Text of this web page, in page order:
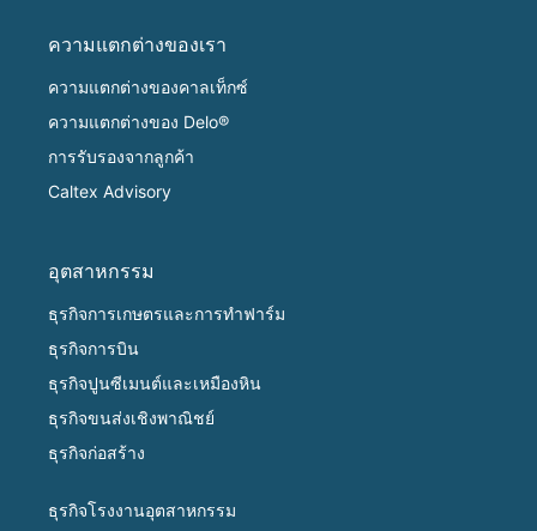
ความแตกต่างของเรา
ความแตกต่างของคาลเท็กซ์
ความแตกต่างของ Delo®
การรับรองจากลูกค้า
Caltex Advisory
อุตสาหกรรม
ธุรกิจการเกษตรและการทำฟาร์ม
ธุรกิจการบิน
ธุรกิจปูนซีเมนต์และเหมืองหิน
ธุรกิจขนส่งเชิงพาณิชย์
ธุรกิจก่อสร้าง
ธุรกิจโรงงานอุตสาหกรรม